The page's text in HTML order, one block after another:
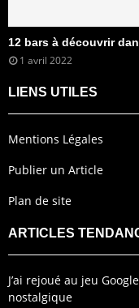
12 bars à découvrir
1 avril 2022
LIENS UTILES
Mentions Légales
Publier un Article
Plan de site
ARTICLES
J’ai rejoué au jeu
nostalgique